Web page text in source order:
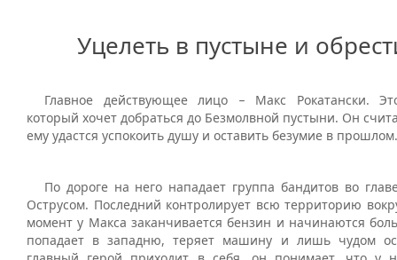
Уцелеть в пустыне и
Главное действующее лицо –
Макс Рокатански.
который хочет добраться до Безмолвной пустыни. Он
ему удастся успокоить душу и оставить безумие в прошлом.
По дороге на него нападает группа бандитов во
Острусом. Последний контролирует всю территорию
момент у Макса заканчивается бензин и начинаются
попадает в западню, теряет машину и лишь чудом